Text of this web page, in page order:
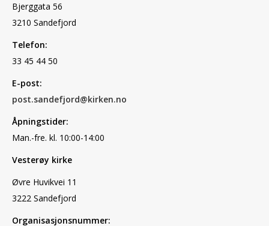
Bjerggata 56
3210 Sandefjord
Telefon:
33 45 44 50
E-post:
post.sandefjord@kirken.no
Åpningstider:
Man.-fre. kl. 10:00-14:00
Vesterøy kirke
Øvre Huvikvei 11
3222 Sandefjord
Organisasjonsnummer: